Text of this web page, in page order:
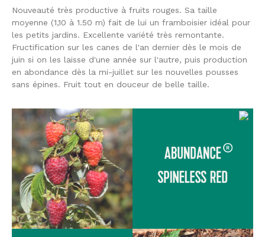
Nouveauté très productive à fruits rouges. Sa taille
moyenne (1,10 à 1.50 m) fait de lui un framboisier idéal pour
les petits jardins. Excellente variété très remontante.
Fructification sur les canes de l'an dernier dès le mois de
juin si on les laisse d'une année sur l'autre, puis production
en abondance dès la mi-juillet sur les nouvelles pousses
sans épines. Fruit tout en douceur de belle taille.